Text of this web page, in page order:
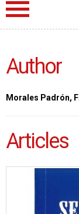
Author
Morales Padrón,
Articles